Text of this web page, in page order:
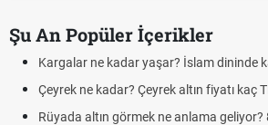
Şu An Popüler İçerikler
Kargalar ne kadar yaşar? İslam dininde
Çeyrek ne kadar? Çeyrek altın fiyatı kaç
Rüyada altın görmek ne anlama geliyor?